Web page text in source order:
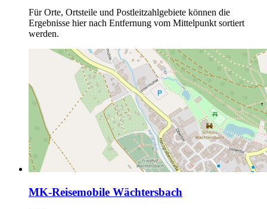
Für Orte, Ortsteile und Postleitzahlgebiete können die
Ergebnisse hier nach Entfernung vom Mittelpunkt sortiert
werden.
MK-Reisemobile Wächtersbach